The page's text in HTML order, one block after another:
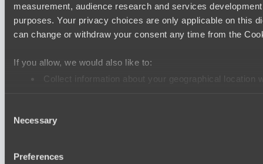
measurement, audience research and services
purposes. Your privacy choices are only applicable on this
can change or withdraw your consent any time from the
If you allow, we would also like to:
Collect information about your geographical
share information about your use of our site with our social
Selection
Necessary
Preferences
Team Kicked
Destiny League 2026 Season 48
The Last Titan
Настройки файлов cookie